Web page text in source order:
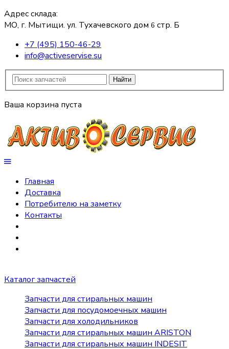
Адрес склада:
МО, г. Мытищи. ул. Тухачевского дом 6 стр. Б
+7 (495) 150-46-29
info@activeservise.su
Найти
Ваша корзина пуста
Главная
Доставка
Потребителю на заметку
Контакты
Каталог запчастей
Запчасти для стиральных машин
Запчасти для посудомоечных машин
Запчасти для холодильников
Запчасти для стиральных машин ARISTON
Запчасти для стиральных машин INDESIT